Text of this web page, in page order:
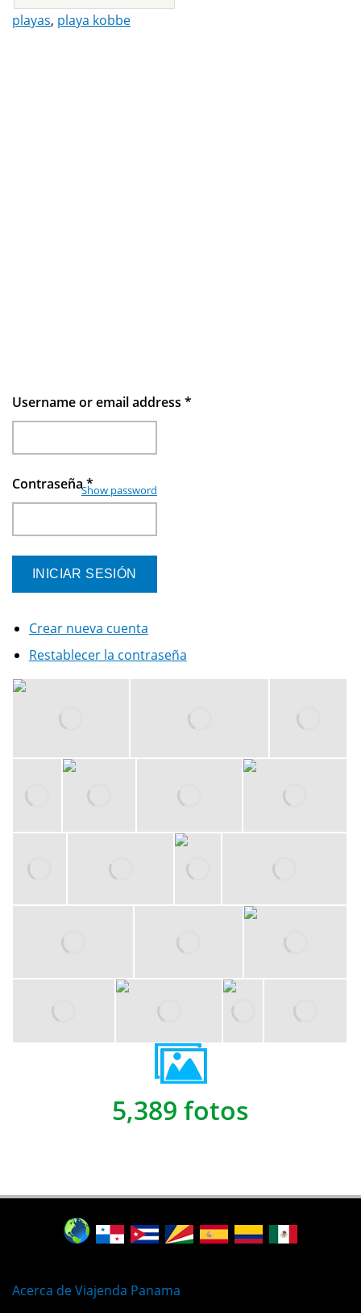
playas, playa kobbe
Username or email address *
Contraseña*
Show password
Crear nueva cuenta
Restablecer la contraseña
5,389 fotos
Acerca de Viajenda Panama